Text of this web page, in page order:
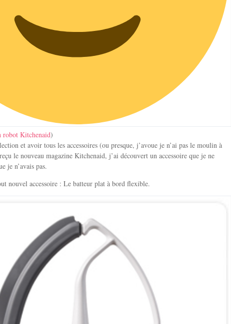
robot Kitchenaid)
et avoir tous les accessoires (ou presque, j’avoue je n’ai pas le moulin à
le nouveau magazine Kitchenaid, j’ai découvert un accessoire que je ne
je n’avais pas.
nouvel accessoire : Le batteur plat à bord flexible.